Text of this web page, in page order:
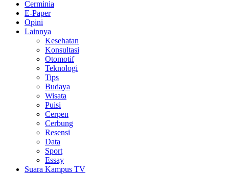
Cerminia
E-Paper
Opini
Lainnya
Kesehatan
Konsultasi
Otomotif
Teknologi
Tips
Budaya
Wisata
Puisi
Cerpen
Cerbung
Resensi
Data
Sport
Essay
Suara Kampus TV